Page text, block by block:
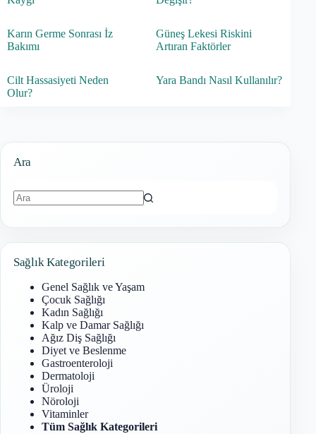
Karın Germe Sonrası İz
Bakımı
Güneş Lekesi Riskini
Artıran Faktörler
Cilt Hassasiyeti Neden
Olur?
Yara Bandı Nasıl Kullanılır?
Ara
Sağlık Kategorileri
Genel Sağlık ve Yaşam
Çocuk Sağlığı
Kadın Sağlığı
Kalp ve Damar Sağlığı
Ağız Diş Sağlığı
Diyet ve Beslenme
Gastroenteroloji
Dermatoloji
Üroloji
Nöroloji
Vitaminler
Tüm Sağlık Kategorileri